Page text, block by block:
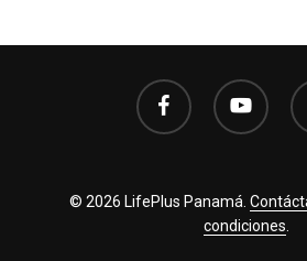
facebook youtube
© 2026 LifePlus Panamá.
condiciones